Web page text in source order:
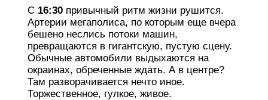
С 16:30привычный ритм жизни рушится.
Артерии мегаполиса, по которым еще вчера
бешено неслись потоки машин,
превращаются в гигантскую, пустую сцену.
Обычные автомобили выдыхаются на
окраинах, обреченные ждать. А в центре?
Там разворачивается нечто иное.
Торжественное, гулкое, живое.